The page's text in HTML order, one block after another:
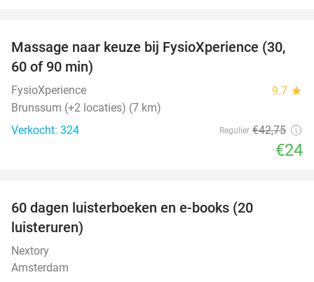
44%
Massage naar keuze bij FysioXperience (30,
60 of 90 min)
FysioXperience 9.7 star
Brunssum (+2 locaties) (7 km)
Verkocht: 324
Regulier €42,75
€24
60 dagen luisterboeken en e-books (20
luisteruren)
Nextory
Amsterdam